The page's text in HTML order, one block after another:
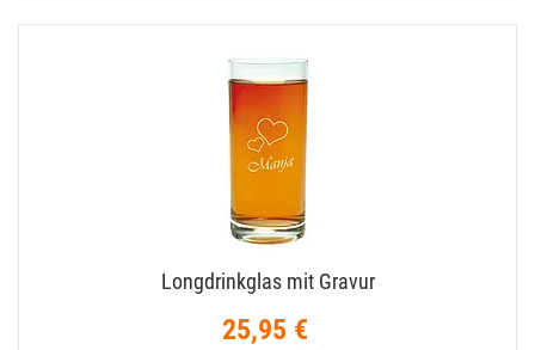
Longdrinkglas mit Gravur
25,95 €